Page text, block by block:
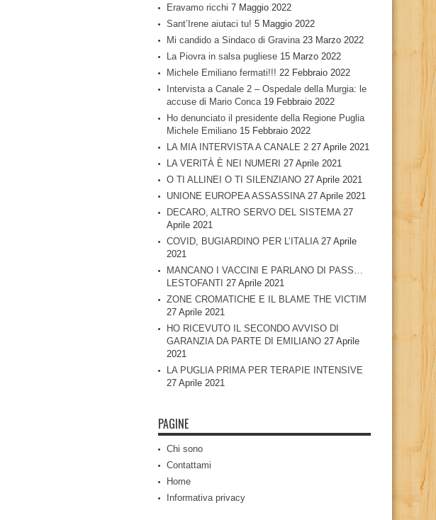
Eravamo ricchi 7 Maggio 2022
Sant’Irene aiutaci tu! 5 Maggio 2022
Mi candido a Sindaco di Gravina 23 Marzo 2022
La Piovra in salsa pugliese 15 Marzo 2022
Michele Emiliano fermati!!! 22 Febbraio 2022
Intervista a Canale 2 – Ospedale della Murgia: le
accuse di Mario Conca 19 Febbraio 2022
Ho denunciato il presidente della Regione Puglia
Michele Emiliano 15 Febbraio 2022
LA MIA INTERVISTA A CANALE 2 27 Aprile 2021
LA VERITÀ È NEI NUMERI 27 Aprile 2021
O TI ALLINEI O TI SILENZIANO 27 Aprile 2021
UNIONE EUROPEA ASSASSINA 27 Aprile 2021
DECARO, ALTRO SERVO DEL SISTEMA 27
Aprile 2021
COVID, BUGIARDINO PER L’ITALIA 27 Aprile
2021
MANCANO I VACCINI E PARLANO DI PASS…
LESTOFANTI 27 Aprile 2021
ZONE CROMATICHE E IL BLAME THE VICTIM
27 Aprile 2021
HO RICEVUTO IL SECONDO AVVISO DI
GARANZIA DA PARTE DI EMILIANO 27 Aprile
2021
LA PUGLIA PRIMA PER TERAPIE INTENSIVE
27 Aprile 2021
PAGINE
Chi sono
Contattami
Home
Informativa privacy